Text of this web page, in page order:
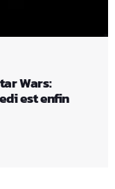
Wars:
est enfin